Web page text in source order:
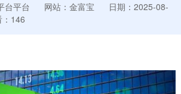
台平台 网站：金富宝
日期：2025-08-
：146